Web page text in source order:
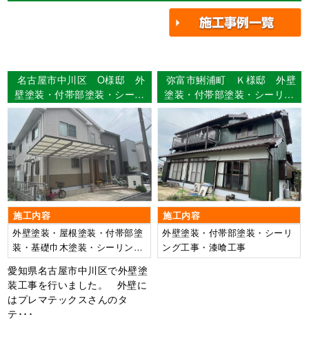
名古屋市中川区 O様邸 外
壁塗装・付帯部塗装・シーリ
ング工事 【使用塗料】外
壁：タテイルα美館
施工内容
外壁塗装・屋根塗装・付帯部塗
装・基礎巾木塗装・シーリング
打ち替え工事
愛知県名古屋市中川区で外壁塗
装工事を行いました。 外壁に
はプレマテックスさんのタ
テ･･･
弥富市鯏浦町 Ｋ様邸 外壁
塗装・付帯部塗装・シーリン
グ工事・漆喰工事 【使用塗
料】外壁：超低汚染リファイ
ン1000si-IR
施工内容
外壁塗装・付帯部塗装・シーリ
ング工事・漆喰工事